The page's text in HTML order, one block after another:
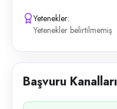
Yetenekler:
Yetenekler belirtilmemiş
Başvuru Kanalları